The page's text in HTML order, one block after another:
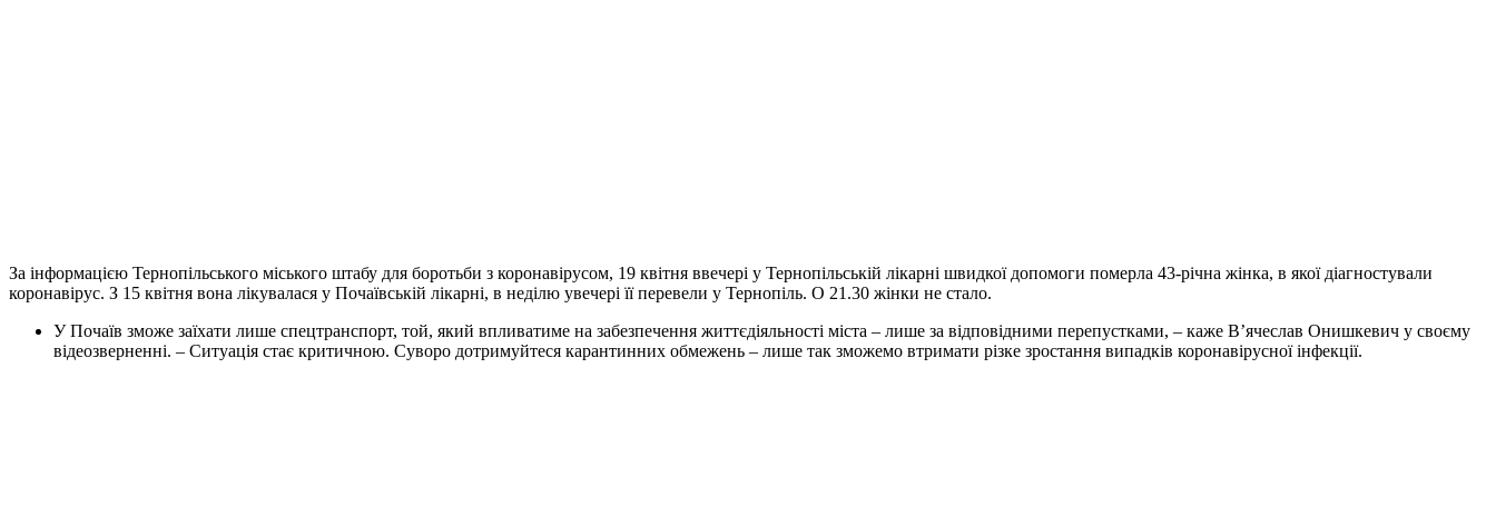
За інформацією Тернопільського міського штабу для боротьби з коронавірусом, 19 квітня ввечері у Тернопільській лікарні швидкої допомоги померла 43-річна жінка, в якої діагностували
коронавірус. З 15 квітня вона лікувалася у Почаївській лікарні, в неділю увечері її перевели у Тернопіль. О 21.30 жінки не стало.
У Почаїв зможе заїхати лише спецтранспорт, той, який впливатиме на забезпечення життєдіяльності міста – лише за відповідними перепустками, – каже В’ячеслав Онишкевич у своєму
відеозверненні. – Ситуація стає критичною. Суворо дотримуйтеся карантинних обмежень – лише так зможемо втримати різке зростання випадків коронавірусної інфекції.